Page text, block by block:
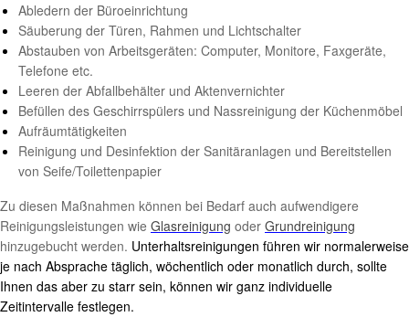
Abledern der Büroeinrichtung
Säuberung der Türen, Rahmen und Lichtschalter
Abstauben von Arbeitsgeräten: Computer, Monitore, Faxgeräte,
Telefone etc.
Leeren der Abfallbehälter und Aktenvernichter
Befüllen des Geschirrspülers und Nassreinigung der Küchenmöbel
Aufräumtätigkeiten
Reinigung und Desinfektion der Sanitäranlagen und Bereitstellen
von Seife/Toilettenpapier
Zu diesen Maßnahmen können bei Bedarf auch aufwendigere
Reinigungsleistungen wie Glasreinigung oder Grundreinigung
hinzugebucht werden. Unterhaltsreinigungen führen wir normalerweise
je nach Absprache täglich, wöchentlich oder monatlich durch, sollte
Ihnen das aber zu starr sein, können wir ganz individuelle
Zeitintervalle festlegen.